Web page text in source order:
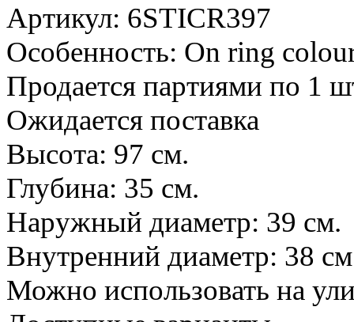
Артикул: 6STICR397
Особенность: On ring
Продается партиями по 1
Ожидается поставка
Высота: 97 см.
Глубина: 35 см.
Наружный диаметр: 39 см.
Внутренний диаметр: 38
Можно использовать на